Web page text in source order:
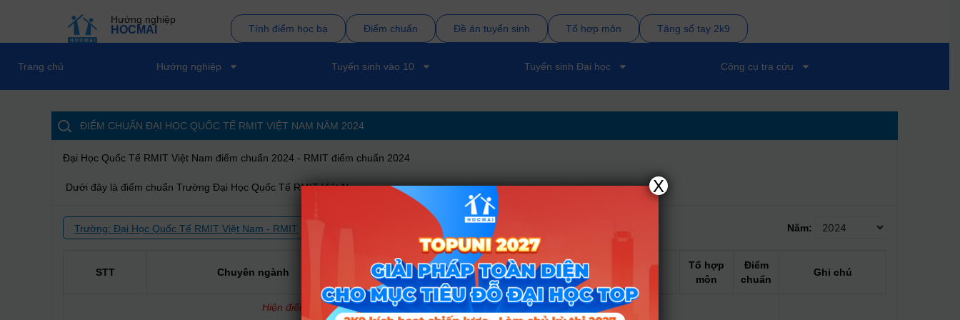
Hướng nghiệp
HOCMAI Tính điểm học bạ Điểm chuẩn Đề án tuyển sinh Tổ hợp môn Tặng sổ tay 2k9
Trang chủ Hướng nghiệp Tuyển sinh vào 10 Tuyển sinh Đại học Công cụ tra cứu
ĐIỂM CHUẨN ĐẠI HỌC QUỐC TẾ RMIT VIỆT NAM NĂM 2024
Đại Học Quốc Tế RMIT Việt Nam điểm chuẩn 2024 - RMIT điểm chuẩn 2024
Dưới đây là điểm chuẩn Trường Đại Học Quốc Tế RMIT Việt Nam
Trường: Đại Học Quốc Tế RMIT Việt Nam - RMIT Năm:
STT Chuyên ngành Tên ngành Mã ngành
Tổ hợp
môn
Điểm
chuẩn
Ghi chú
Hiện điểm chuẩn của trường chưa được công bố. Vui lòng quay lại sau
X